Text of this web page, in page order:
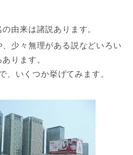
由来は諸説あります。
少々無理がある説などいろい
あります。
、いくつか挙げてみます。